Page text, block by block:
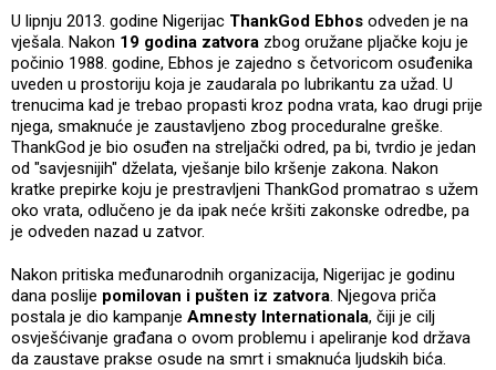
U lipnju 2013. godine Nigerijac ThankGod Ebhos odveden je na
vješala. Nakon 19 godina zatvora zbog oružane pljačke koju je
počinio 1988. godine, Ebhos je zajedno s četvoricom osuđenika
uveden u prostoriju koja je zaudarala po lubrikantu za užad. U
trenucima kad je trebao propasti kroz podna vrata, kao drugi prije
njega, smaknuće je zaustavljeno zbog proceduralne greške.
ThankGod je bio osuđen na streljački odred, pa bi, tvrdio je jedan
od "savjesnijih" dželata, vješanje bilo kršenje zakona. Nakon
kratke prepirke koju je prestravljeni ThankGod promatrao s užem
oko vrata, odlučeno je da ipak neće kršiti zakonske odredbe, pa
je odveden nazad u zatvor.
Nakon pritiska međunarodnih organizacija, Nigerijac je godinu
dana poslije pomilovan i pušten iz zatvora. Njegova priča
postala je dio kampanje Amnesty Internationala, čiji je cilj
osvješćivanje građana o ovom problemu i apeliranje kod država
da zaustave prakse osude na smrt i smaknuća ljudskih bića.